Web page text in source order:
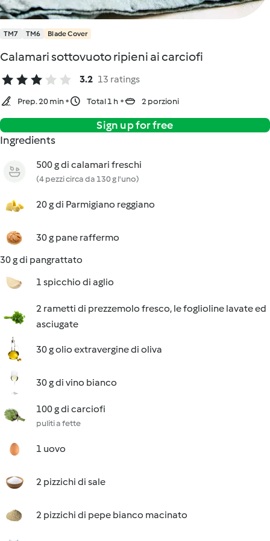
TM7 TM6 Blade Cover
Calamari sottovuoto ripieni ai carciofi
3.2 13 ratings
Prep. 20 min Total 1 h 2 porzioni
Sign up for free
Ingredients
500 g di calamari freschi
(4 pezzi circa da 130 g l'uno)
20 g di Parmigiano reggiano
30 g pane raffermo
30 g di pangrattato
1 spicchio di aglio
2 rametti di prezzemolo fresco, le foglioline lavate ed
asciugate
30 g olio extravergine di oliva
30 g di vino bianco
100 g di carciofi
puliti a fette
1 uovo
2 pizzichi di sale
2 pizzichi di pepe bianco macinato